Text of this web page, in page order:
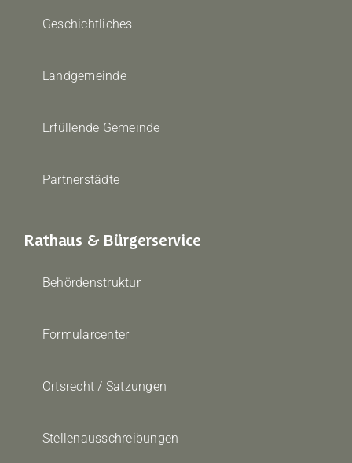
Geschichtliches
Landgemeinde
Erfüllende Gemeinde
Partnerstädte
Rathaus & Bürgerservice
Behördenstruktur
Formularcenter
Ortsrecht / Satzungen
Stellenausschreibungen